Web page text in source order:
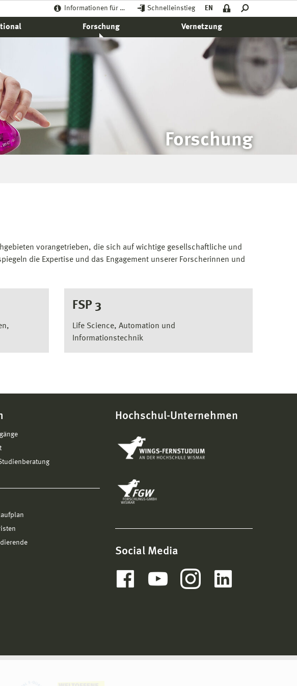
Informationen für … Schnelleinstieg EN
Forschung Vernetzung
Forschung
vorangetrieben, die sich auf wichtige gesellschaftliche und
die Expertise und das Engagement unserer Forscherinnen und
FSP 3
Life Science, Automation und
Informationstechnik
Hochschul-Unternehmen
Social Media